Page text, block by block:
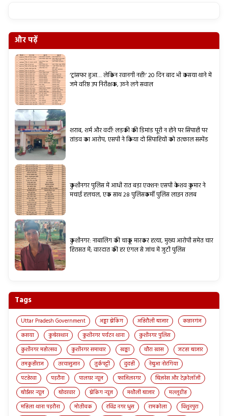
और पढ़ें
‘ट्रांसफर हुआ… लेकिन रवानगी नहीं!’ 20 दिन बाद भी कसया थाने में
जमे वरिष्ठ उप निरीक्षक, उठने लगे सवाल
शराब, शर्म और वर्दी! लड़की की डिमांड पूरी न होने पर सिपाही पर
तांडव का आरोप, एसपी ने किया दो सिपाहियों को तत्काल सस्पेंड
कुशीनगर पुलिस में आधी रात बड़ा एक्शन! एसपी केशव कुमार ने
मचाई हलचल, एक साथ 28 पुलिसकर्मी पुलिस लाइन तलब
कुशीनगर: नाबालिग की चाकू मारकर हत्या, मुख्य आरोपी समेत चार
हिरासत में; वारदात की हर एंगल से जांच में जुटी पुलिस
Tags
Uttar Pradesh Government अड्डा ब्रेकिंग अहिरौली बाजार
कप्तानगंज
कसया
कुबेरस्थान कुशीनगर पर्यटन थाना
कुशीनगर पुलिस
कुशीनगर महोत्सव
कुशीनगर समाचार खड्डा चौरा खास
जटहा बाजार
तमकुहीराज
तरयासुजान तुर्कपट्टी दुदही
नेबुआ नोरंगिया
पटहेरवा
पड़रौना पालघर न्यूज़ फाजिलनगर
बिज़नेस और टेक्नोलॉजी
बोईसर न्यूज़
बोदरवार ब्रेकिंग न्यूज़ मथौली बाजार
मल्लूडीह
महिला थाना पड़रौना
मोतीचक रविंद्र नगर धुस रामकोला विशुनपुरा